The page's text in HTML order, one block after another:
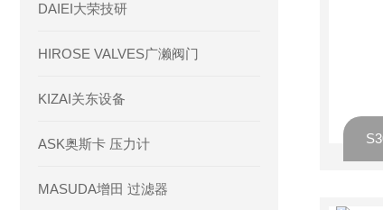
DAIEI大荣技研
HIROSE VALVES广濑阀门
KIZAI关东设备
ASK奥斯卡 压力计
MASUDA增田 过滤器